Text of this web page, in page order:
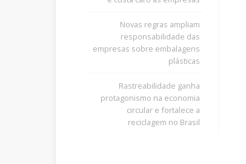
Novas regras ampliam
responsabilidade das
empresas sobre embalagens
plásticas
Rastreabilidade ganha
protagonismo na economia
circular e fortalece a
reciclagem no Brasil